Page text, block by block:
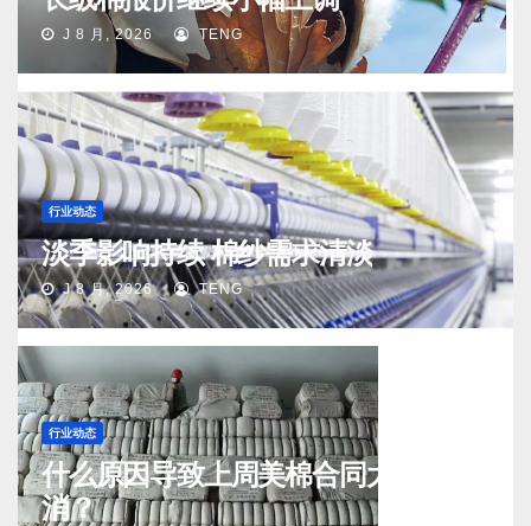
J 8 月, 2026 TENG
行业动态
淡季影响持续 棉纱需求清淡
J 8 月, 2026 TENG
行业动态
什么原因导致上周美棉合同大量取
消？